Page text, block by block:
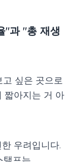
"과 "총 재생
싶은 곳으로
짧아지는 거 아
우려입니다.